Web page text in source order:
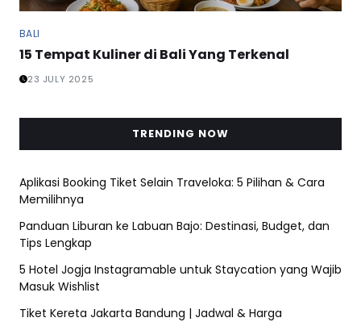
BALI
15 Tempat Kuliner di Bali Yang Terkenal
23 JULY 2025
TRENDING NOW
Aplikasi Booking Tiket Selain Traveloka: 5 Pilihan & Cara
Memilihnya
Panduan Liburan ke Labuan Bajo: Destinasi, Budget, dan
Tips Lengkap
5 Hotel Jogja Instagramable untuk Staycation yang Wajib
Masuk Wishlist
Tiket Kereta Jakarta Bandung | Jadwal & Harga